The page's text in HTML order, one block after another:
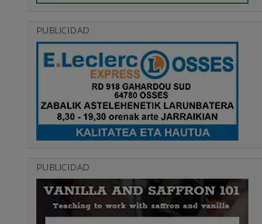
PUBLICIDAD
PUBLICIDAD